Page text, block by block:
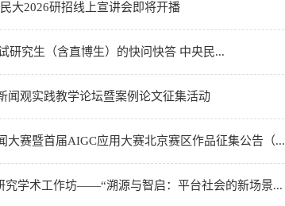
大2026研招线上宣讲会即将开播
研究生（含直博生）的快问快答 中央民...
闻观实践教学论坛暨案例论文征集活动
大赛暨首届AIGC应用大赛北京赛区作品征集公告（...
究学术工作坊——“溯源与智启：平台社会的新场景...